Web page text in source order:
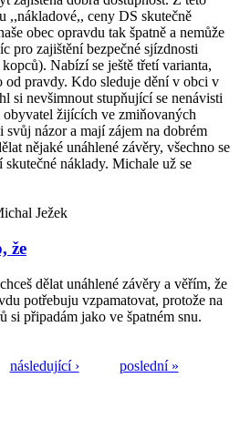
,,nákladové,, ceny DS skutečně
obec opravdu tak špatně a nemůže
pro zajištění bezpečné sjízdnosti
Nabízí se ještě třetí varianta,
od pravdy. Kdo sleduje dění v obci v
si nevšimnout stupňující se nenávisti
žijících ve zmiňovaných
názor a mají zájem na dobrém
nějaké unáhlené závěry, všechno se
náklady. Michale už se
Ježek
že
dělat unáhlené závěry a věřím, že
potřebuju vzpamatovat, protože na
si připadám jako ve špatném snu.
následující › poslední »